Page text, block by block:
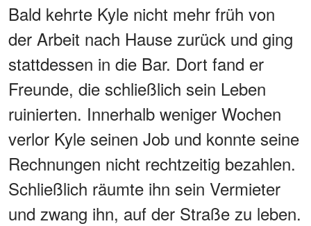
Bald kehrte Kyle nicht mehr früh von
der Arbeit nach Hause zurück und ging
stattdessen in die Bar. Dort fand er
Freunde, die schließlich sein Leben
ruinierten. Innerhalb weniger Wochen
verlor Kyle seinen Job und konnte seine
Rechnungen nicht rechtzeitig bezahlen.
Schließlich räumte ihn sein Vermieter
und zwang ihn, auf der Straße zu leben.